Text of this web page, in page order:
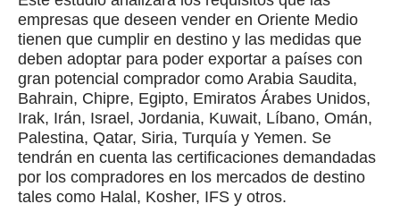
empresas que deseen vender en Oriente Medio
tienen que cumplir en destino y las medidas que
deben adoptar para poder exportar a países con
gran potencial comprador como Arabia Saudita,
Bahrain, Chipre, Egipto, Emiratos Árabes Unidos,
Irak, Irán, Israel, Jordania, Kuwait, Líbano, Omán,
Palestina, Qatar, Siria, Turquía y Yemen. Se
tendrán en cuenta las certificaciones demandadas
por los compradores en los mercados de destino
tales como Halal, Kosher, IFS y otros.